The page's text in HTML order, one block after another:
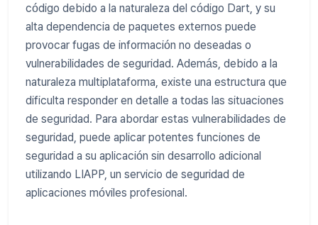
código debido a la naturaleza del código Dart, y su
alta dependencia de paquetes externos puede
provocar fugas de información no deseadas o
vulnerabilidades de seguridad. Además, debido a la
naturaleza multiplataforma, existe una estructura que
dificulta responder en detalle a todas las situaciones
de seguridad. Para abordar estas vulnerabilidades de
seguridad, puede aplicar potentes funciones de
seguridad a su aplicación sin desarrollo adicional
utilizando LIAPP, un servicio de seguridad de
aplicaciones móviles profesional.